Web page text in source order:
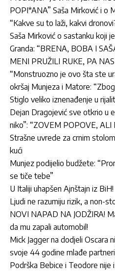
POPI*ANA” Saša Mirković i o
“Kakve su to laži, kakvi
Saša Mirković o sastanku koji
Granda: “BRENA, BOBA I
MENI PRUŽILI RUKE, PA
“Monstruozno je ovo šta ste
okršaj Munjeza i Matore:
Stiglo veliko iznenađenje u
Dejan Dragojević sve otkrio u
niko”: “ZOVEM POPOVE, ALI
Strašne uvrede za crnim
kući
Munjez podijelio budžete:
se tiče tebe”
U Italiji uhapšen Ajnštajn iz BiH!
Ljudi ne razumiju rizik, a non-
NOVI NAPAD NA JODŽIRA!
da mu zapali automobil!
Mick Jagger na dodjeli Oscara
svoje 44 godine mlađe
Podrška Bebice i Teodore nije